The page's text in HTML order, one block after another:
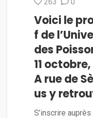
Voici le
f de
des
11
A rue de
us y
S’inscrire auprès